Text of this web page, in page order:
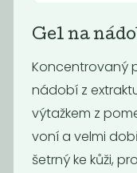
Gel na
Koncentrovaný
nádobí z
výtažkem z
voní a velmi
šetrný ke kůži,